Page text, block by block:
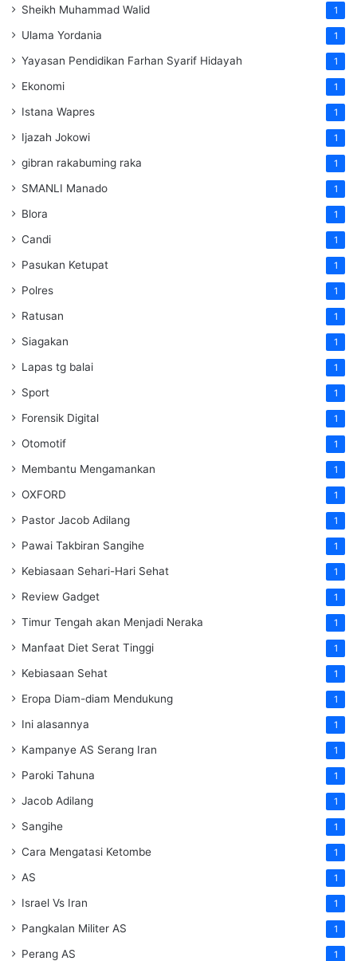
Sheikh Muhammad Walid 1
Ulama Yordania 1
Yayasan Pendidikan Farhan Syarif Hidayah 1
Ekonomi 1
Istana Wapres 1
Ijazah Jokowi 1
gibran rakabuming raka 1
SMANLI Manado 1
Blora 1
Candi 1
Pasukan Ketupat 1
Polres 1
Ratusan 1
Siagakan 1
Lapas tg balai 1
Sport 1
Forensik Digital 1
Otomotif 1
Membantu Mengamankan 1
OXFORD 1
Pastor Jacob Adilang 1
Pawai Takbiran Sangihe 1
Kebiasaan Sehari-Hari Sehat 1
Review Gadget 1
Timur Tengah akan Menjadi Neraka 1
Manfaat Diet Serat Tinggi 1
Kebiasaan Sehat 1
Eropa Diam-diam Mendukung 1
Ini alasannya 1
Kampanye AS Serang Iran 1
Paroki Tahuna 1
Jacob Adilang 1
Sangihe 1
Cara Mengatasi Ketombe 1
AS 1
Israel Vs Iran 1
Pangkalan Militer AS 1
Perang AS 1